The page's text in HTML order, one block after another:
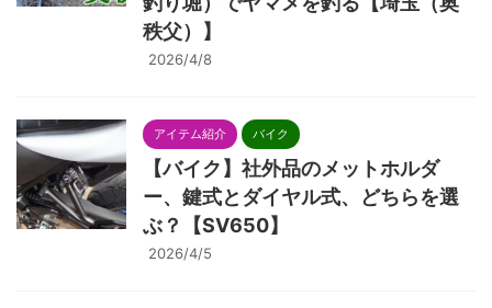
秩父）】
2026/4/8
アイテム紹介 バイク
【バイク】社外品のメットホルダ
ー、鍵式とダイヤル式、どちらを選
ぶ？【SV650】
2026/4/5